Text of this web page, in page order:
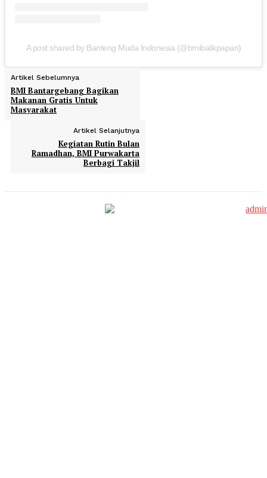
A post shared by Banteng Muda Indonesia (@bmibalikpapan)
Artikel Sebelumnya
BMI Bantargebang Bagikan
Makanan Gratis Untuk
Masyarakat
Artikel Selanjutnya
Kegiatan Rutin Bulan
Ramadhan, BMI Purwakarta
Berbagi Takjil